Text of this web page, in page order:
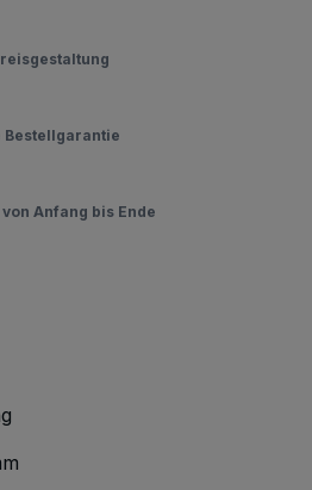
Anfang bis Ende